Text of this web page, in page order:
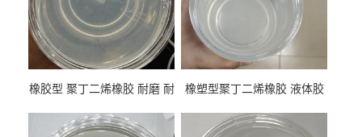
橡胶型 聚丁二烯橡胶 耐磨 耐
性
橡塑型聚丁二烯橡胶 液体胶
专用